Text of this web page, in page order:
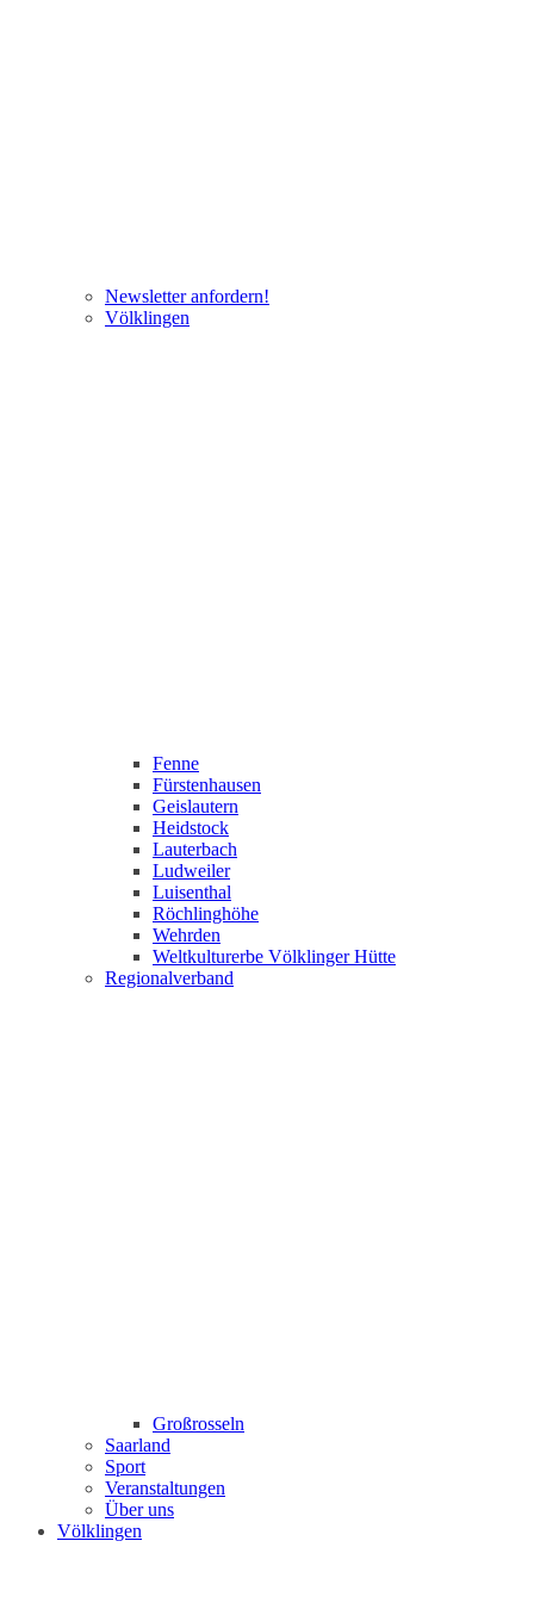
Newsletter anfordern!
Völklingen
Fenne
Fürstenhausen
Geislautern
Heidstock
Lauterbach
Ludweiler
Luisenthal
Röchlinghöhe
Wehrden
Weltkulturerbe Völklinger Hütte
Regionalverband
Großrosseln
Saarland
Sport
Veranstaltungen
Über uns
Völklingen